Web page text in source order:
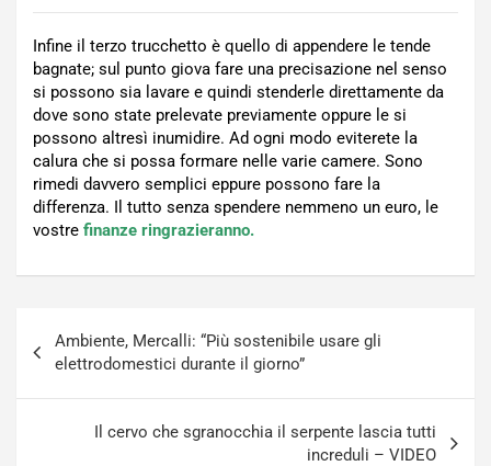
Infine il terzo trucchetto è quello di appendere le tende
bagnate; sul punto giova fare una precisazione nel senso
si possono sia lavare e quindi stenderle direttamente da
dove sono state prelevate previamente oppure le si
possono altresì inumidire. Ad ogni modo eviterete la
calura che si possa formare nelle varie camere. Sono
rimedi davvero semplici eppure possono fare la
differenza. Il tutto senza spendere nemmeno un euro, le
vostre finanze ringrazieranno.
articoli
Ambiente, Mercalli: “Più sostenibile usare gli
elettrodomestici durante il giorno”
Il cervo che sgranocchia il serpente lascia tutti
increduli – VIDEO